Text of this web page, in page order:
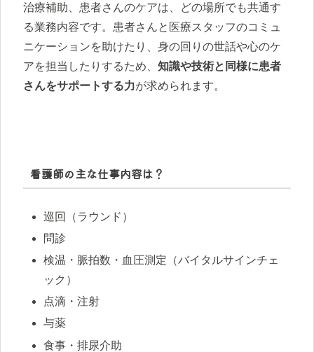
治療補助、患者さんのケアは、どの場所でも共通す
る業務内容です。患者さんと医療スタッフのコミュ
ニケーションを助けたり、身の回りの世話や心のケ
アを担当したりするため、 知識や技術と同様に患者
さんをサポートする力が求められます。
看護師の主な仕事内容は？
巡回（ラウンド）
問診
検温・脈拍数・血圧測定（バイタルサインチェ
ック）
点滴・注射
与薬
食事・排尿介助